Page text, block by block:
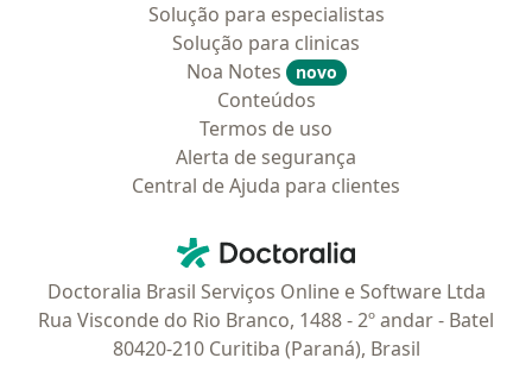
Solução para especialistas
Solução para clinicas
Noa Notes
novo
Conteúdos
Termos de uso
Alerta de segurança
Central de Ajuda para clientes
Doctoralia - Homepage
Doctoralia Brasil Serviços Online e Software Ltda
Rua Visconde do Rio Branco, 1488 - 2º andar - Batel
80420-210 Curitiba (Paraná), Brasil